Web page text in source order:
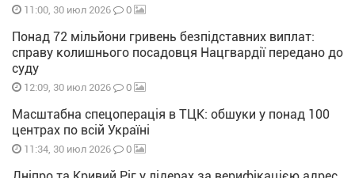
11:00, 30 июл 2026 0
Понад 72 мільйони гривень безпідставних виплат:
справу колишнього посадовця Нацгвардії передано до
суду
12:09, 30 июл 2026 0
Масштабна спецоперація в ТЦК: обшуки у понад 100
центрах по всій Україні
11:34, 30 июл 2026 0